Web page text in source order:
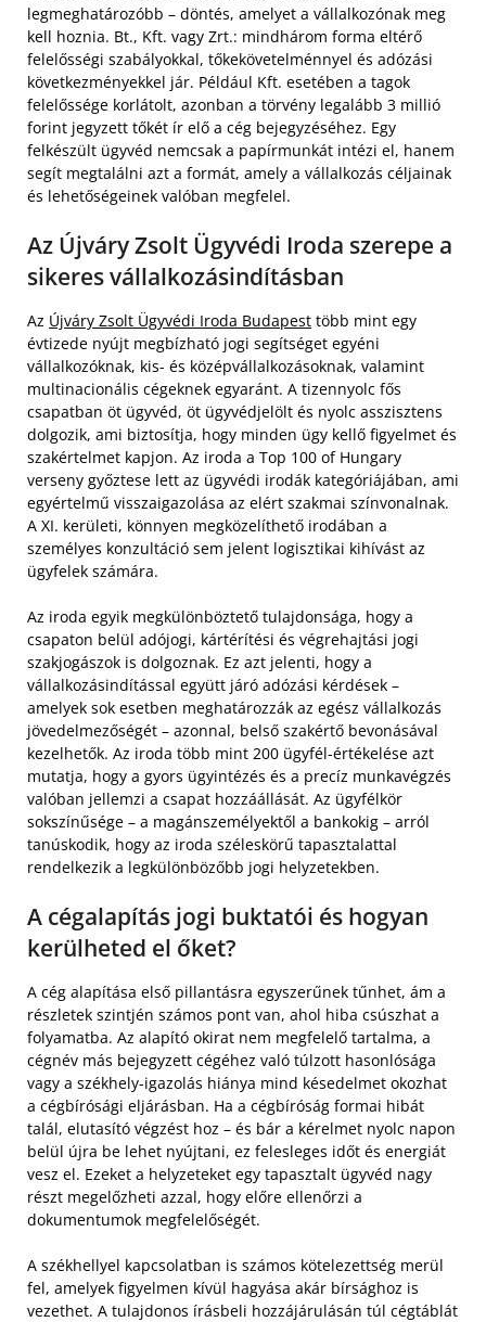
legmeghatározóbb – döntés, amelyet a vállalkozónak meg
kell hoznia. Bt., Kft. vagy Zrt.: mindhárom forma eltérő
felelősségi szabályokkal, tőkekövetelménnyel és adózási
következményekkel jár. Például Kft. esetében a tagok
felelőssége korlátolt, azonban a törvény legalább 3 millió
forint jegyzett tőkét ír elő a cég bejegyzéséhez. Egy
felkészült ügyvéd nemcsak a papírmunkát intézi el, hanem
segít megtalálni azt a formát, amely a vállalkozás céljainak
és lehetőségeinek valóban megfelel.
Az Újváry Zsolt Ügyvédi Iroda szerepe a
sikeres vállalkozásindításban
Az Újváry Zsolt Ügyvédi Iroda Budapest több mint egy
évtizede nyújt megbízható jogi segítséget egyéni
vállalkozóknak, kis- és középvállalkozásoknak, valamint
multinacionális cégeknek egyaránt. A tizennyolc fős
csapatban öt ügyvéd, öt ügyvédjelölt és nyolc asszisztens
dolgozik, ami biztosítja, hogy minden ügy kellő figyelmet és
szakértelmet kapjon. Az iroda a Top 100 of Hungary
verseny győztese lett az ügyvédi irodák kategóriájában, ami
egyértelmű visszaigazolása az elért szakmai színvonalnak.
A XI. kerületi, könnyen megközelíthető irodában a
személyes konzultáció sem jelent logisztikai kihívást az
ügyfelek számára.
Az iroda egyik megkülönböztető tulajdonsága, hogy a
csapaton belül adójogi, kártérítési és végrehajtási jogi
szakjogászok is dolgoznak. Ez azt jelenti, hogy a
vállalkozásindítással együtt járó adózási kérdések –
amelyek sok esetben meghatározzák az egész vállalkozás
jövedelmezőségét – azonnal, belső szakértő bevonásával
kezelhetők. Az iroda több mint 200 ügyfél-értékelése azt
mutatja, hogy a gyors ügyintézés és a precíz munkavégzés
valóban jellemzi a csapat hozzáállását. Az ügyfélkör
sokszínűsége – a magánszemélyektől a bankokig – arról
tanúskodik, hogy az iroda széleskörű tapasztalattal
rendelkezik a legkülönbözőbb jogi helyzetekben.
A cégalapítás jogi buktatói és hogyan
kerülheted el őket?
A cég alapítása első pillantásra egyszerűnek tűnhet, ám a
részletek szintjén számos pont van, ahol hiba csúszhat a
folyamatba. Az alapító okirat nem megfelelő tartalma, a
cégnév más bejegyzett cégéhez való túlzott hasonlósága
vagy a székhely-igazolás hiánya mind késedelmet okozhat
a cégbírósági eljárásban. Ha a cégbíróság formai hibát
talál, elutasító végzést hoz – és bár a kérelmet nyolc napon
belül újra be lehet nyújtani, ez felesleges időt és energiát
vesz el. Ezeket a helyzeteket egy tapasztalt ügyvéd nagy
részt megelőzheti azzal, hogy előre ellenőrzi a
dokumentumok megfelelőségét.
A székhellyel kapcsolatban is számos kötelezettség merül
fel, amelyek figyelmen kívül hagyása akár bírsághoz is
vezethet. A tulajdonos írásbeli hozzájárulásán túl cégtáblát